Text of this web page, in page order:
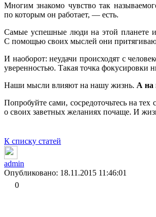
Многим знакомо чувство так
по которым он работает, — есть.
Самые успешные люди на этой планете
С помощью своих мыслей они
И наоборот: неудачи происходят с
уверенностью. Такая точка фокусировки
Наши мысли влияют на нашу жизнь. А на
Попробуйте сами, сосредоточьтесь на
о своих заветных желаниях почаще. И
К списку статей
admin
Опубликовано: 18.11.2015 11:46:01
0